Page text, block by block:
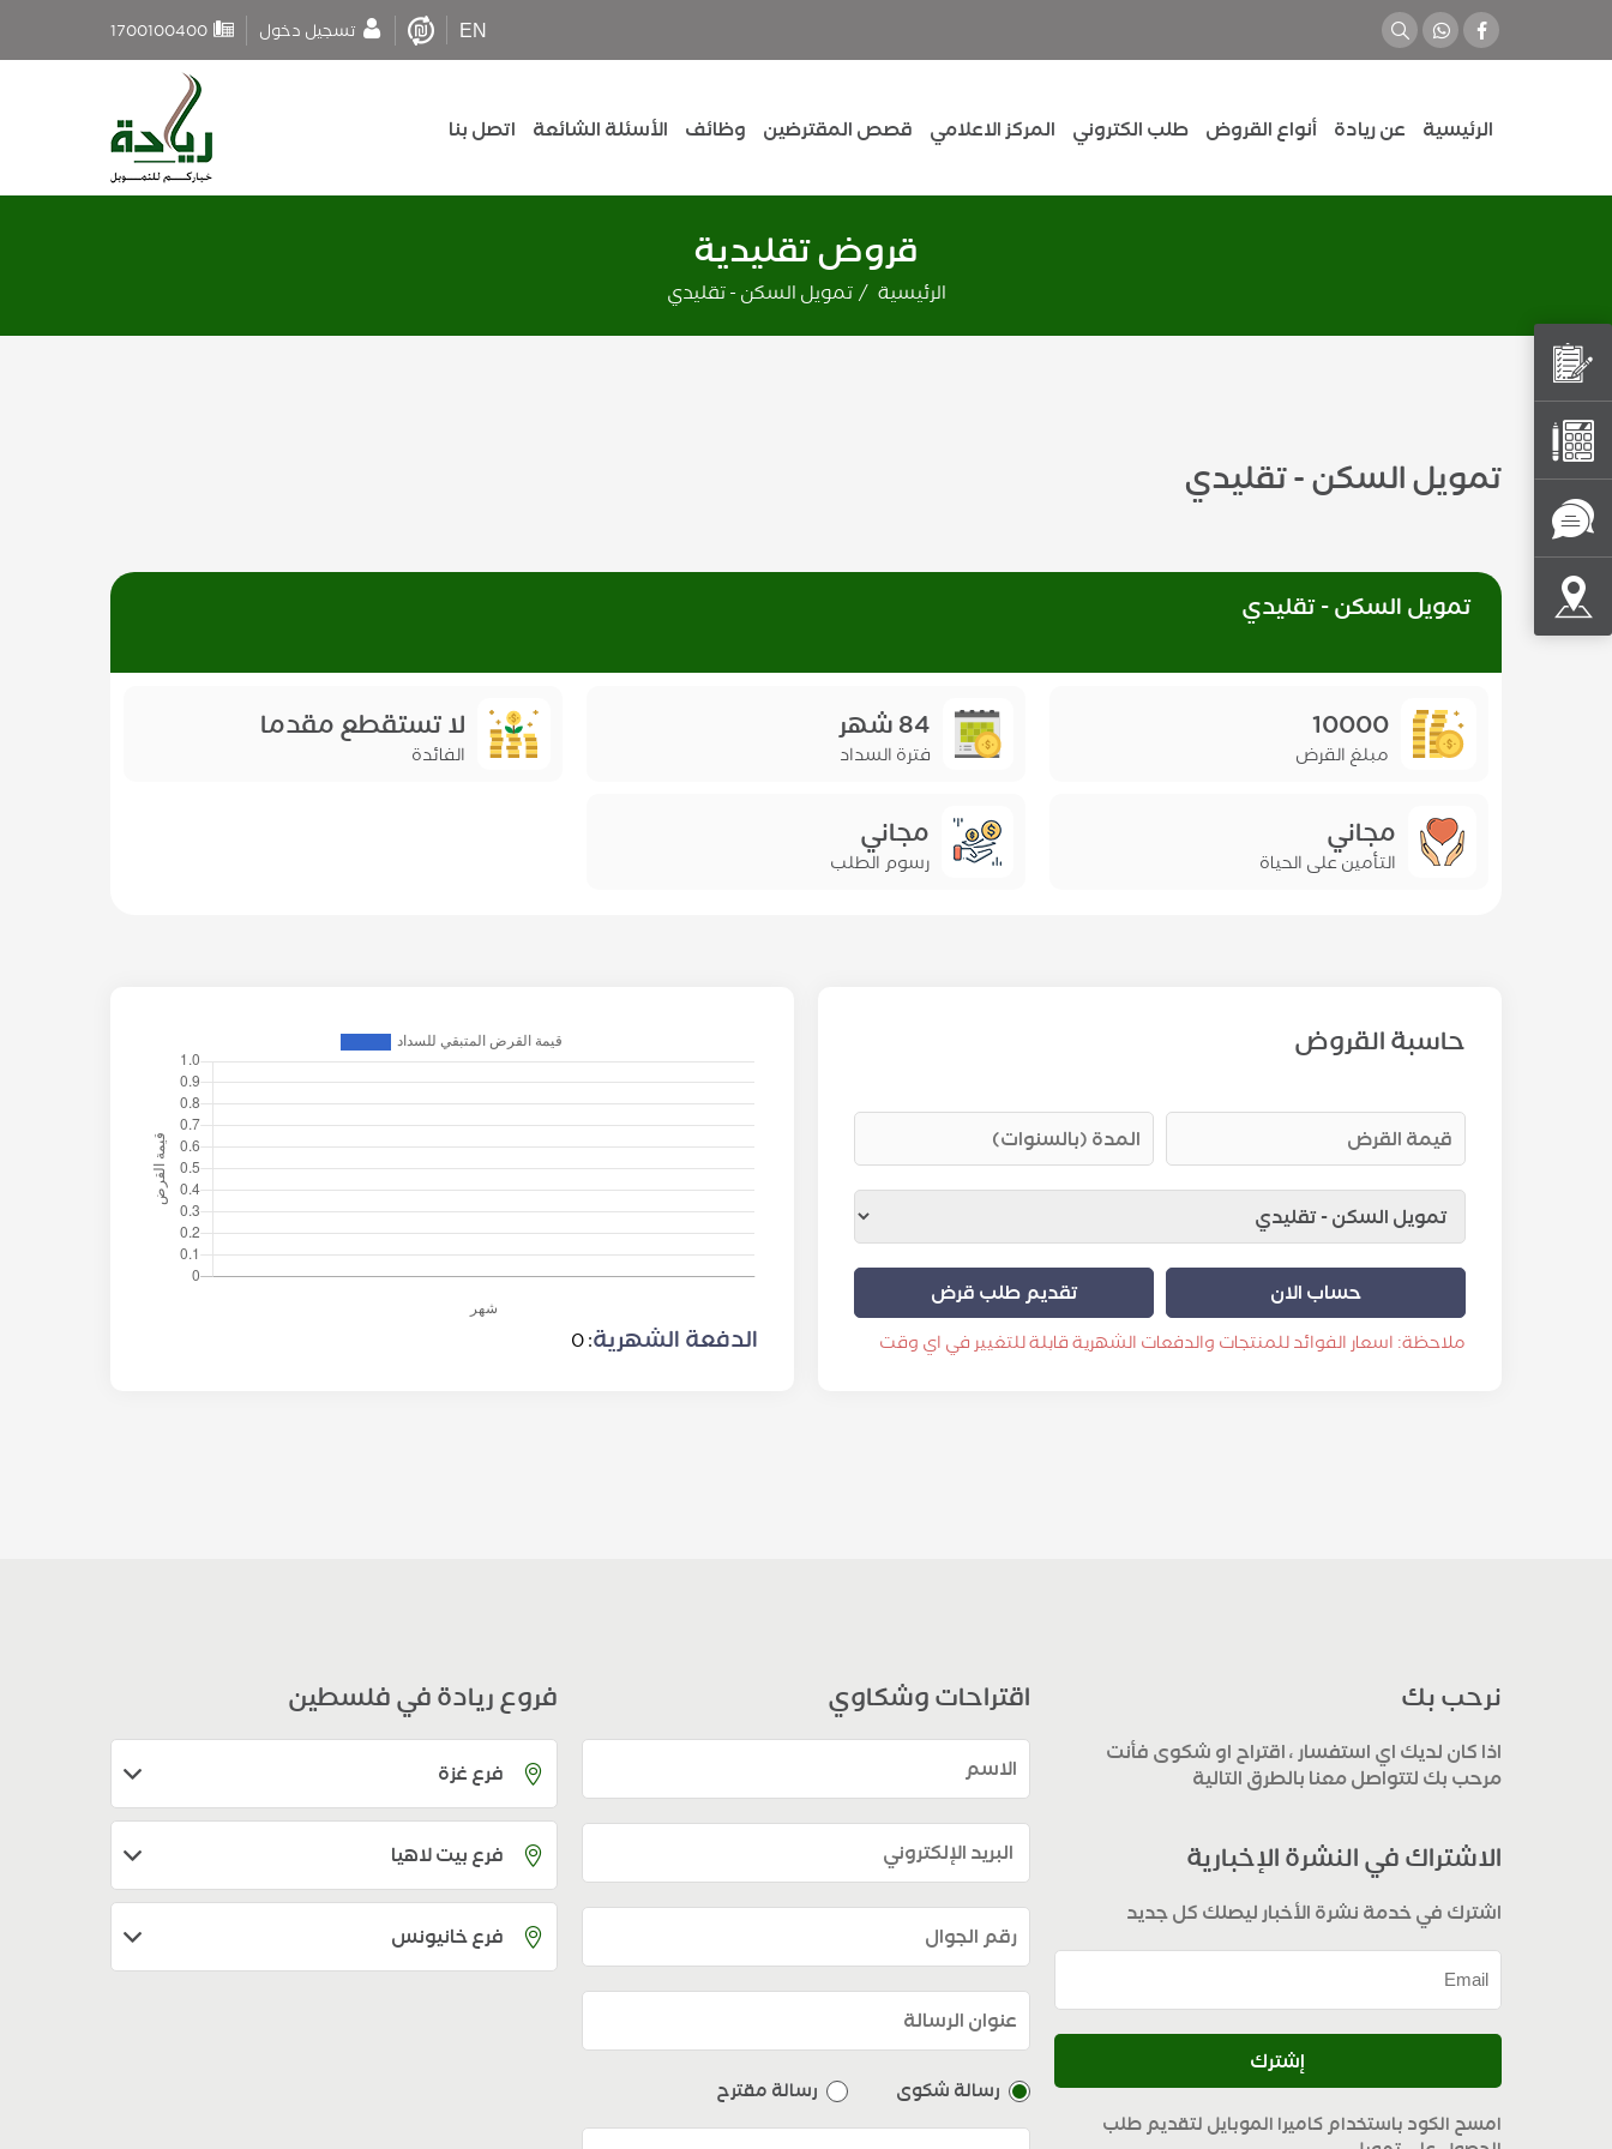
EN تسجيل دخول 1700100400
الرئيسية عن ريادة أنواع القروض طلب الكتروني المركز الاعلامي قصص المقترضين وظائف الأسئلة الشائعة اتصل بنا
قروض تقليدية
الرئيسية تمويل السكن - تقليدي
تمويل السكن - تقليدي
تمويل السكن - تقليدي
10000
مبلغ القرض
84 شهر
فترة السداد
لا تستقطع مقدما
الفائدة
مجاني
التأمين على الحياة
مجاني
رسوم الطلب
حاسبة القروض
حساب الان تقديم طلب قرض
ملاحظة: اسعار الفوائد للمنتجات والدفعات الشهرية قابلة للتغيير في اي وقت الدفعة الشهرية:
0
نرحب بك
اذا كان لديك اي استفسار ، اقتراح او شكوى فأنت
مرحب بك لتتواصل معنا بالطرق التالية
الاشتراك في النشرة الإخبارية
اشترك في خدمة نشرة الأخبار ليصلك كل جديد
إشترك
امسح الكود باستخدام كاميرا الموبايل لتقديم طلب
اقتراحات وشكاوي
رسالة شكوى رسالة مقترح
فروع ريادة في فلسطين
فرع غزة
فرع بيت لاهيا
فرع خانيونس